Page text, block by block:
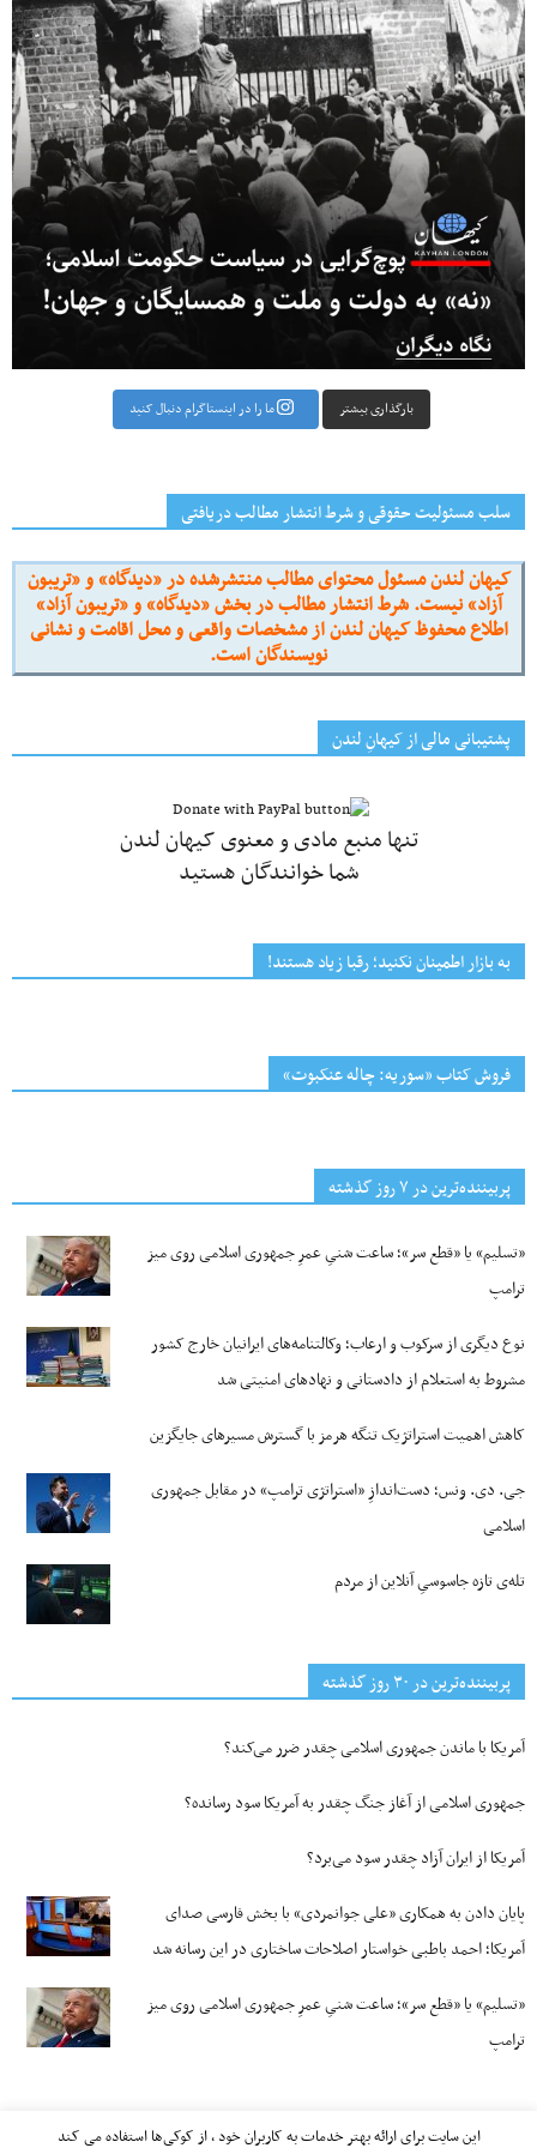
بارگذاری بیشتر ما را در اینستاگرام دنبال کنید
سلب مسئولیت حقوقی و شرط انتشار مطالب دریافتی
کیهان لندن مسئول محتوای مطالب منتشرشده در «دیدگاه» و «تریبون
آزاد» نیست. شرط انتشار مطالب در بخش «دیدگاه» و «تریبون آزاد»
اطلاع محفوظ کیهان لندن از مشخصات واقعی و محل اقامت و نشانی
نویسندگان است.
پشتیبانی مالی از کیهانِ لندن
تنها منبع مادی و معنوی کیهان لندن
شما خوانندگان هستید
به بازار اطمینان نکنید؛ رقبا زیاد هستند!
فروش کتاب «سوریه: چاله عنکبوت»
پربیننده‌ترین‌ در ۷ روز گذشته
«تسلیم» یا «قطع سر»؛ ساعت شنیِ عمرِ جمهوری اسلامی روی میز
ترامپ
نوع دیگری از سرکوب و ارعاب؛ وکالتنامه‌های ایرانیان خارج کشور
مشروط به استعلام از دادستانی و نهادهای امنیتی شد
کاهش اهمیت استراتژیک تنگه‌ هرمز با گسترش مسیرهای جایگزین
جی‌. دی. ونس؛ دست‌اندازِ «استراتژی ترامپ» در مقابل جمهوری
اسلامی
تله‌ی تازه جاسوسیِ آنلاین از مردم
پربیننده‌ترین‌ در ۳۰ روز گذشته
آمریکا با ماندن جمهوری اسلامی چقدر ضرر می‌کند؟
جمهوری اسلامی از آغاز جنگ چقدر به آمریکا سود رسانده؟
آمریکا از ایران آزاد چقدر سود می‌برد؟
پایان دادن به همکاری «علی جوانمردی» با بخش فارسی صدای
آمریکا؛ احمد باطبی خواستار اصلاحات ساختاری در این رسانه شد
«تسلیم» یا «قطع سر»؛ ساعت شنیِ عمرِ جمهوری اسلامی روی میز
ترامپ
این سایت برای ارائه بهتر خدمات به کاربران خود ، از کوکی‌ها استفاده می کند